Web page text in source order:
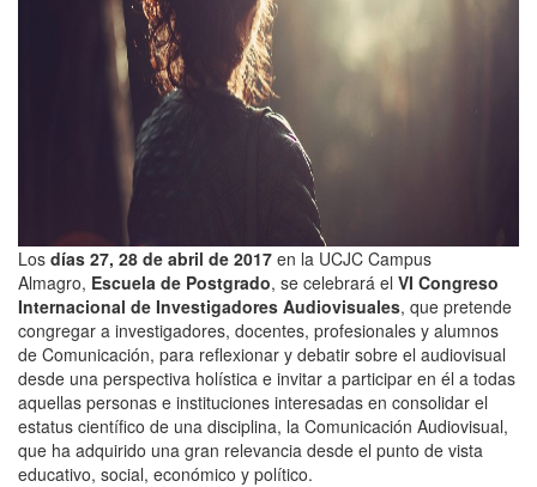
Los días 27, 28 de abril de 2017 en la UCJC Campus
Almagro, Escuela de Postgrado, se celebrará el VI Congreso
Internacional de Investigadores Audiovisuales, que pretende
congregar a investigadores, docentes, profesionales y alumnos
de Comunicación, para reflexionar y debatir sobre el audiovisual
desde una perspectiva holística e invitar a participar en él a todas
aquellas personas e instituciones interesadas en consolidar el
estatus científico de una disciplina, la Comunicación Audiovisual,
que ha adquirido una gran relevancia desde el punto de vista
educativo, social, económico y político.